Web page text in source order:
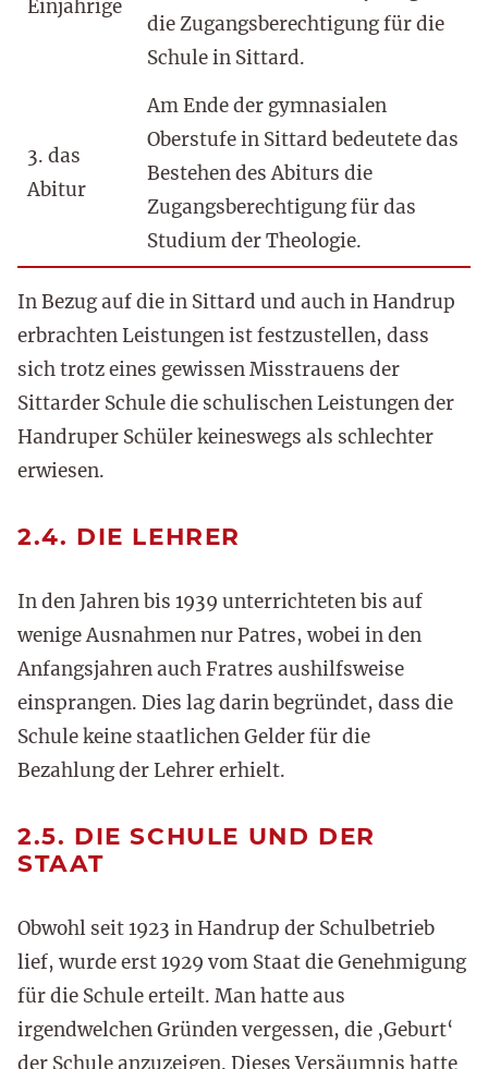
Einjährige
die Zugangsberechtigung für die
Schule in Sittard.
3. das
Abitur
Am Ende der gymnasialen
Oberstufe in Sittard bedeutete das
Bestehen des Abiturs die
Zugangsberechtigung für das
Studium der Theologie.
In Bezug auf die in Sittard und auch in Handrup
erbrachten Leistungen ist festzustellen, dass
sich trotz eines gewissen Misstrauens der
Sittarder Schule die schulischen Leistungen der
Handruper Schüler keineswegs als schlechter
erwiesen.
2.4. DIE LEHRER
In den Jahren bis 1939 unterrichteten bis auf
wenige Ausnahmen nur Patres, wobei in den
Anfangsjahren auch Fratres aushilfsweise
einsprangen. Dies lag darin begründet, dass die
Schule keine staatlichen Gelder für die
Bezahlung der Lehrer erhielt.
2.5. DIE SCHULE UND DER
STAAT
Obwohl seit 1923 in Handrup der Schulbetrieb
lief, wurde erst 1929 vom Staat die Genehmigung
für die Schule erteilt. Man hatte aus
irgendwelchen Gründen vergessen, die ‚Geburt‘
der Schule anzuzeigen. Dieses Versäumnis hatte